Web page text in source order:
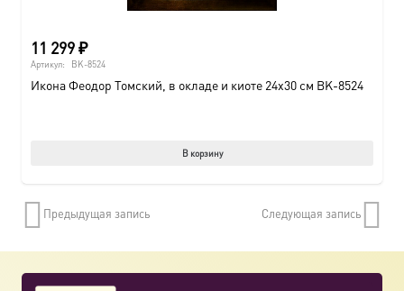
11 299₽
Артикул: BK-8524
Икона Феодор Томский, в окладе и киоте 24х30 см BK-8524
В корзину
Предыдущая запись Следующая запись